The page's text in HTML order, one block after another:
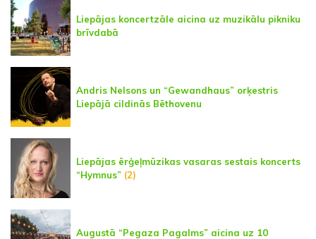
Liepājas koncertzāle aicina uz muzikālu pikniku
brīvdabā
Andris Nelsons un “Gewandhaus” orķestris
Liepājā cildinās Bēthovenu
Liepājas ērģeļmūzikas vasaras sestais koncerts
“Hymnus” (2)
Augustā “Pegaza Pagalms” aicina uz 10